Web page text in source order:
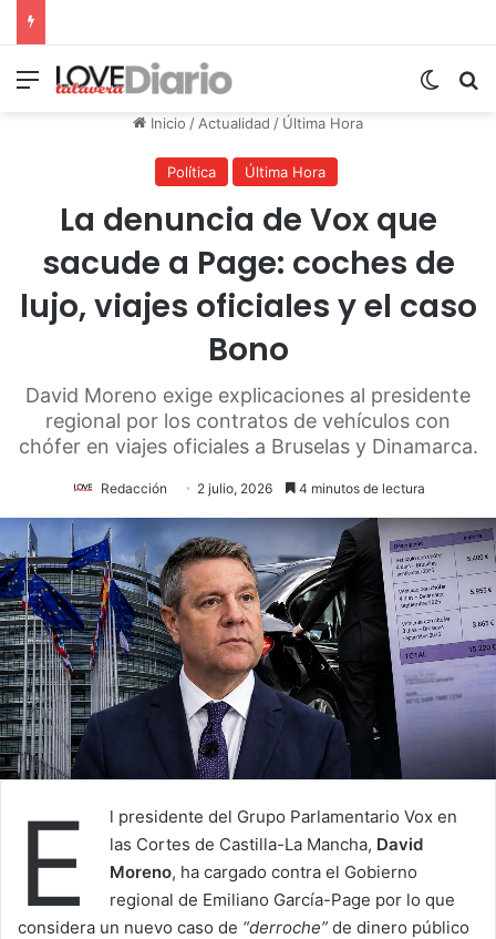
Menú
Inicio /Actualidad / Última Hora
Política Última Hora
La denuncia de Vox que
sacude a Page: coches de
lujo, viajes oficiales y el caso
Bono
David Moreno exige explicaciones al presidente
regional por los contratos de vehículos con
chófer en viajes oficiales a Bruselas y Dinamarca.
Redacción 2 julio, 2026 4 minutos de lectura
E
l presidente del Grupo Parlamentario Vox en
las Cortes de Castilla-La Mancha, David
Moreno, ha cargado contra el Gobierno
regional de Emiliano García-Page por lo que
considera un nuevo caso de “derroche” de dinero público